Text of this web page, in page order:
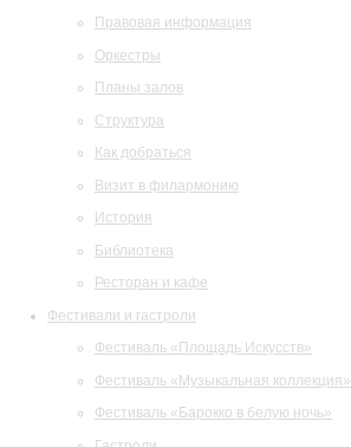
Правовая информация
Оркестры
Планы залов
Структура
Как добраться
Визит в филармонию
История
Библиотека
Ресторан и кафе
Фестивали и гастроли
Фестиваль «Площадь Искусств»
Фестиваль «Музыкальная коллекция»
Фестиваль «Барокко в белую ночь»